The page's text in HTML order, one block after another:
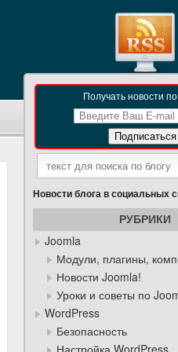
Получать новости
Новости блога в социальных
РУБРИКИ
Joomla
Модули, плагины,
Новости Joomla!
Уроки и советы по
WordPress
Безопасность